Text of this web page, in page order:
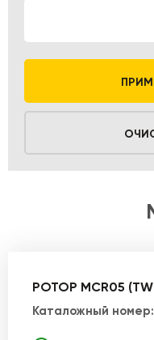
РОТОР MCR05
Каталожный номер: